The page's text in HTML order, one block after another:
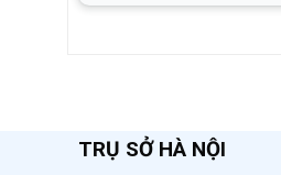
Số piston
TRỤ SỞ HÀ NỘI